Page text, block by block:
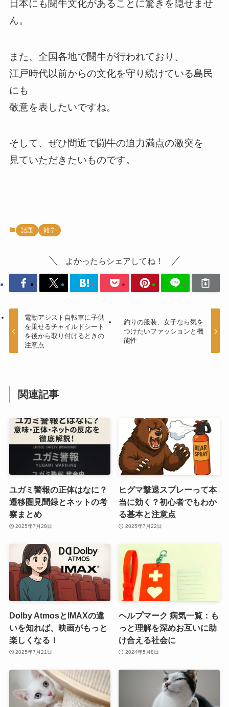
日本にも闘牛文化があることに驚きを隠せませ
ん。
また、全国各地で闘牛が行われており、
江戸時代以前からの文化を守り続けている島民
にも
敬意を表したいですね。
そして、ぜひ間近で闘牛の迫力満点の激突を
見ていただきたいものです。
話題 雑学
よかったらシェアしてね！
電動アシスト自転車に子供
を乗せるチャイルドシート
を後から取り付けるときの
注意点
釣りの服装、女子なら気を
つけたいファッションと機
能性
関連記事
ユガミ警報の正体はなに？
遷移圏見聞録とネットの考
察まとめ
2025年7月28日
ヒグマ撃退スプレーって本
当に効く？初心者でもわか
る基本と注意点
2025年7月22日
Dolby AtmosとIMAXの違
いを知れば、映画がもっと
楽しくなる！
2025年7月21日
ヘルプマーク 病気一覧：も
っと理解を深めお互いに助
け合える社会に
2024年5月8日